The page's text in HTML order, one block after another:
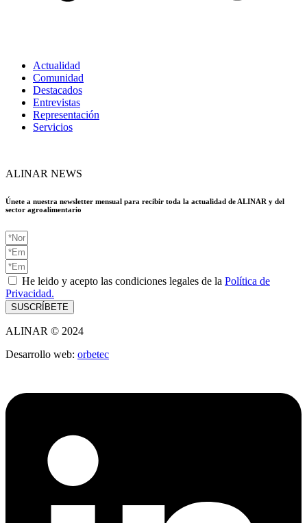
Actualidad
Comunidad
Destacados
Entrevistas
Representación
Servicios
ALINAR NEWS
Únete a nuestra newsletter mensual para recibir toda la actualidad de ALINAR y del
sector agroalimentario
He leido y acepto las condiciones legales de la Política de
Privacidad.
SUSCRÍBETE
ALINAR © 2024
Desarrollo web: orbetec